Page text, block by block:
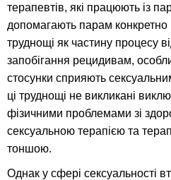
терапевтів, які працюють із
допомагають парам конкретно
труднощі як частину процесу
запобігання рецидивам,
стосунки сприяють
ці труднощі не викликані
фізичними проблемами зі
сексуальною терапією та
тоншою.
Однак у сфері сексуальності